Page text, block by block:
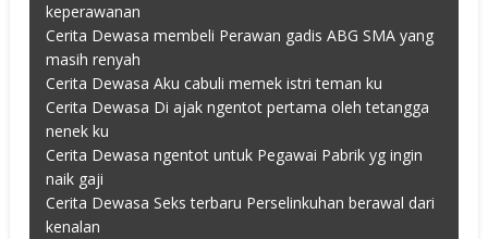
keperawanan
Cerita Dewasa membeli Perawan gadis ABG SMA yang
masih renyah
Cerita Dewasa Aku cabuli memek istri teman ku
Cerita Dewasa Di ajak ngentot pertama oleh tetangga
nenek ku
Cerita Dewasa ngentot untuk Pegawai Pabrik yg ingin
naik gaji
Cerita Dewasa Seks terbaru Perselinkuhan berawal dari
kenalan